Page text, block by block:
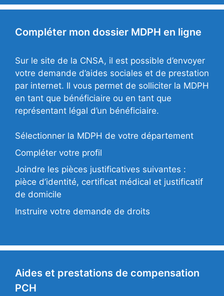
Compléter mon dossier MDPH en ligne
Sur le site de la CNSA, il est possible d’envoyer
votre demande d’aides sociales et de prestation
par internet. Il vous permet de solliciter la MDPH
en tant que bénéficiaire ou en tant que
représentant légal d’un bénéficiaire.
Sélectionner la MDPH de votre département
Compléter votre profil
Joindre les pièces justificatives suivantes :
pièce d’identité, certificat médical et justificatif
de domicile
Instruire votre demande de droits
Aides et prestations de compensation
PCH